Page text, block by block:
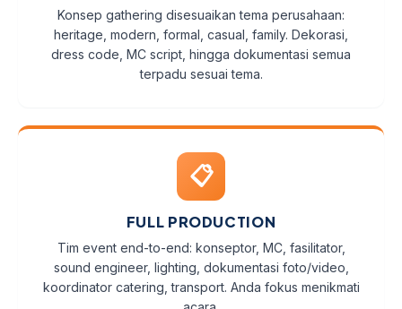
Konsep gathering disesuaikan tema perusahaan:
heritage, modern, formal, casual, family. Dekorasi,
dress code, MC script, hingga dokumentasi semua
terpadu sesuai tema.
📋
FULL PRODUCTION
Tim event end-to-end: konseptor, MC, fasilitator,
sound engineer, lighting, dokumentasi foto/video,
koordinator catering, transport. Anda fokus menikmati